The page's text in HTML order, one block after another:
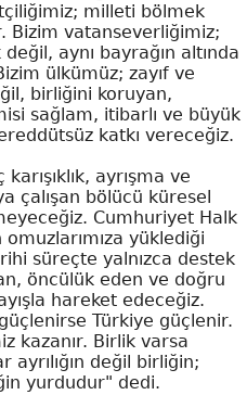
milleti bölmek
Bizim vatanseverliğimiz;
aynı bayrağın altında
ülkümüz; zayıf ve
birliğini koruyan,
sağlam, itibarlı ve büyük
katkı vereceğiz.
ayrışma ve
çalışan bölücü küresel
Cumhuriyet Halk
yüklediği
süreçte yalnızca destek
öncülük eden ve doğru
hareket edeceğiz.
Türkiye güçlenir.
kazanır. Birlik varsa
ayrılığın değil birliğin;
yurdudur" dedi.